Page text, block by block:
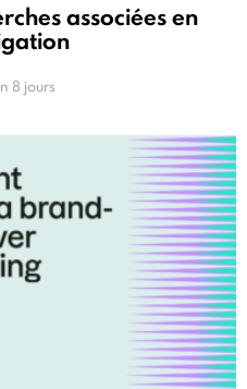
associées en
8 jours